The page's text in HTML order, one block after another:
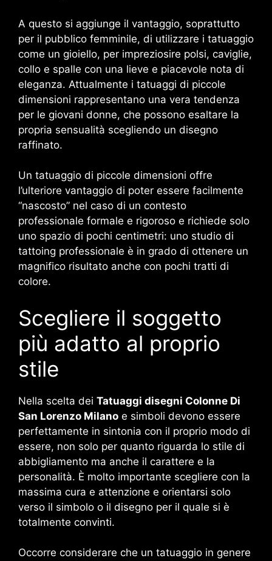
A questo si aggiunge il vantaggio, soprattutto
per il pubblico femminile, di utilizzare i tatuaggio
come un gioiello, per impreziosire polsi, caviglie,
collo e spalle con una lieve e piacevole nota di
eleganza. Attualmente i tatuaggi di piccole
dimensioni rappresentano una vera tendenza
per le giovani donne, che possono esaltare la
propria sensualità scegliendo un disegno
raffinato.
Un tatuaggio di piccole dimensioni offre
l’ulteriore vantaggio di poter essere facilmente
“nascosto” nel caso di un contesto
professionale formale e rigoroso e richiede solo
uno spazio di pochi centimetri: uno studio di
tattoing professionale è in grado di ottenere un
magnifico risultato anche con pochi tratti di
colore.
Scegliere il soggetto
più adatto al proprio
stile
Nella scelta dei Tatuaggi disegni Colonne Di
San Lorenzo Milano e simboli devono essere
perfettamente in sintonia con il proprio modo di
essere, non solo per quanto riguarda lo stile di
abbigliamento ma anche il carattere e la
personalità. È molto importante scegliere con la
massima cura e attenzione e orientarsi solo
verso il simbolo o il disegno per il quale si è
totalmente convinti.
Occorre considerare che un tatuaggio in genere